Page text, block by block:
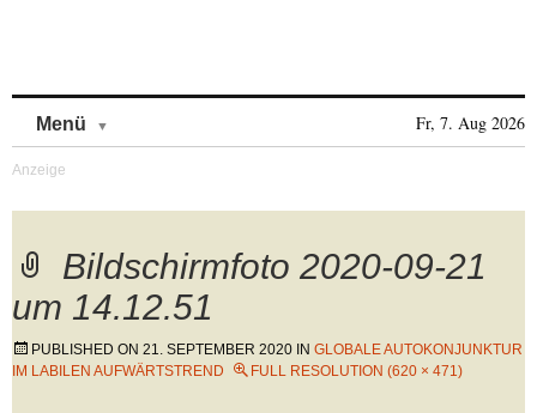
Menü Fr, 7. Aug 2026
Bildschirmfoto 2020-09-21
um 14.12.51
PUBLISHED ON 21. SEPTEMBER 2020 IN GLOBALE AUTOKONJUNKTUR
IM LABILEN AUFWÄRTSTREND
FULL RESOLUTION (620 × 471)